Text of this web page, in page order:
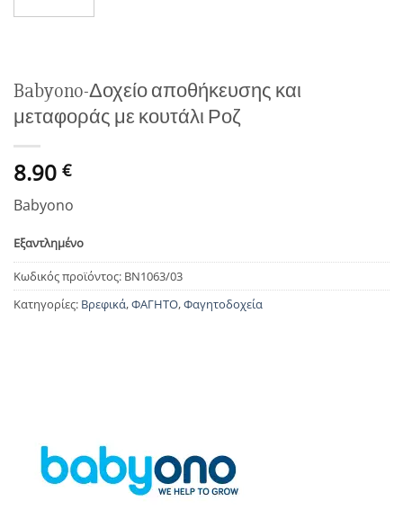
Babyono-Δοχείο αποθήκευσης και
μεταφοράς με κουτάλι Ροζ
8.90 €
Babyono
Εξαντλημένο
Κωδικός προϊόντος: BN1063/03
Κατηγορίες: Βρεφικά,ΦΑΓΗΤΟ,Φαγητοδοχεία